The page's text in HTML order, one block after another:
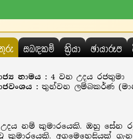
සබඳකම් ක්‍රියා ඡායාරූප
නාමය : 4 වන උදය රජතුමා
: තුන්වන ලම්බකර්ණ
නම් කුමාරයෙකි. ඔහු සේන
කුමාරයෙකි. අගමෙහෙසියක්